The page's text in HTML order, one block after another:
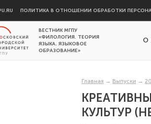
ПОЛИТИКА В ОТНОШЕНИИ ОБРАБОТКИ
ВЕСТНИК МГПУ
«ФИЛОЛОГИЯ. ТЕОРИЯ
ЯЗЫКА. ЯЗЫКОВОЕ
ОБРАЗОВАНИЕ»
О
Главная → Выпуски →
КУЛЬТУР